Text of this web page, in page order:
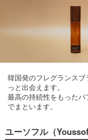
ビューティジャーナ
ご利用ガイド
お問い合わせ
韓国発のフレグランス
っと出会えます。
最高の持続性をもった
でまといます。
ユーソフル（